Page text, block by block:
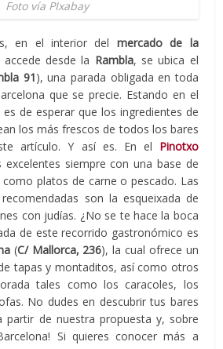
Foto vía PIxabay
en el interior del mercado de la
desde la Rambla, se ubica el
91), una parada obligada en toda
que se precie. Estando en el
de esperar que los ingredientes de
los más frescos de todos los bares
artículo. Y así es. En el Pinotxo
siempre con una base de
platos de carne o pescado. Las
son la esqueixada de
con judías. ¿No se te hace la boca
de este recorrido gastronómico es
(C/ Mallorca, 236), la cual ofrece un
tapas y montaditos, así como otros
tales como los caracoles, los
No dudes en descubrir tus bares
partir de nuestra propuesta y, sobre
Si quieres conocer más a